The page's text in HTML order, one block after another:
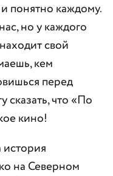
понятно каждому.
но у каждого
свой
кем
перед
что «По
кино!
на Северном